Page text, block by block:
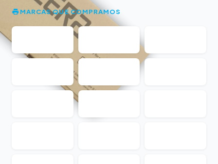
MARCAS QUE COMPRAMOS